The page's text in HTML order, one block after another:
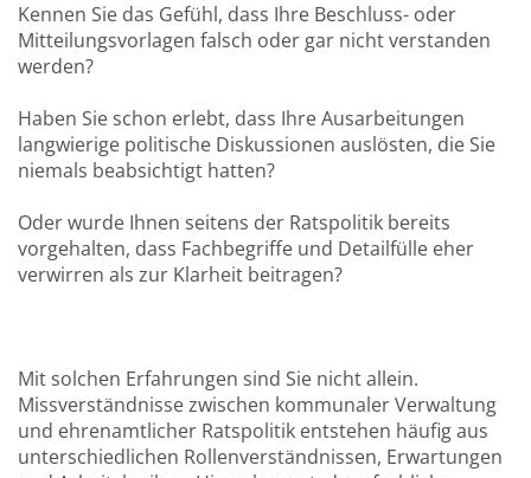
Kennen Sie das Gefühl, dass Ihre Beschluss- oder
Mitteilungsvorlagen falsch oder gar nicht verstanden
werden?
Haben Sie schon erlebt, dass Ihre Ausarbeitungen
langwierige politische Diskussionen auslösten, die Sie
niemals beabsichtigt hatten?
Oder wurde Ihnen seitens der Ratspolitik bereits
vorgehalten, dass Fachbegriffe und Detailfülle eher
verwirren als zur Klarheit beitragen?
Mit solchen Erfahrungen sind Sie nicht allein.
Missverständnisse zwischen kommunaler Verwaltung
und ehrenamtlicher Ratspolitik entstehen häufig aus
unterschiedlichen Rollenverständnissen, Erwartungen